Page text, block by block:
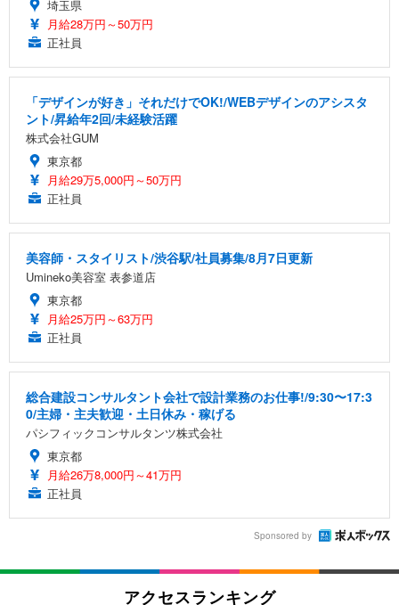
埼玉県
月給28万円～50万円
正社員
「デザインが好き」それだけでOK!/WEBデザインのアシスタ
ント/昇給年2回/未経験活躍
株式会社GUM
東京都
月給29万5,000円～50万円
正社員
美容師・スタイリスト/渋谷駅/社員募集/8月7日更新
Umineko美容室 表参道店
東京都
月給25万円～63万円
正社員
総合建設コンサルタント会社で設計業務のお仕事!/9:30〜17:3
0/主婦・主夫歓迎・土日休み・稼げる
パシフィックコンサルタンツ株式会社
東京都
月給26万8,000円～41万円
正社員
Sponsored by
アクセスランキング